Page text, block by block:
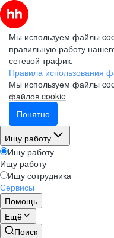
Мы используем файлы
правильную работу
сетевой трафик.
Правила использования
Мы используем файлы
файлов cookie
Понятно
Ищу работу
Ищу работу
Ищу работу
Ищу сотрудника
Сервисы
Помощь
Ещё
Поиск